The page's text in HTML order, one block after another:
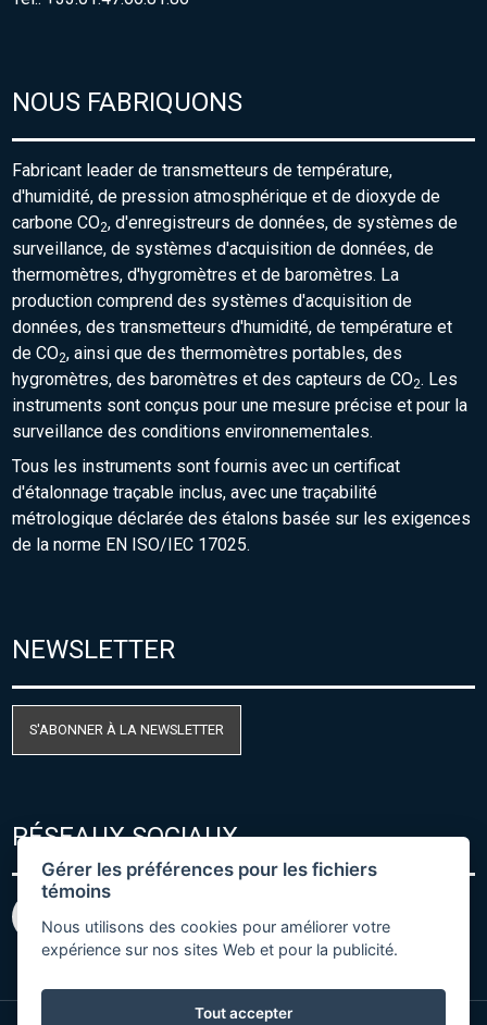
NOUS FABRIQUONS
Fabricant leader de transmetteurs de température,
d'humidité, de pression atmosphérique et de dioxyde de
carbone CO2, d'enregistreurs de données, de systèmes de
surveillance, de systèmes d'acquisition de données, de
thermomètres, d'hygromètres et de baromètres. La
production comprend des systèmes d'acquisition de
données, des transmetteurs d'humidité, de température et
de CO2, ainsi que des thermomètres portables, des
hygromètres, des baromètres et des capteurs de CO2. Les
instruments sont conçus pour une mesure précise et pour la
surveillance des conditions environnementales.
Tous les instruments sont fournis avec un certificat
d'étalonnage traçable inclus, avec une traçabilité
métrologique déclarée des étalons basée sur les exigences
de la norme EN ISO/IEC 17025.
NEWSLETTER
S'ABONNER À LA NEWSLETTER
RÉSEAUX SOCIAUX
Gérer les préférences pour les fichiers
témoins
Nous utilisons des cookies pour améliorer votre
expérience sur nos sites Web et pour la publicité.
Tout accepter